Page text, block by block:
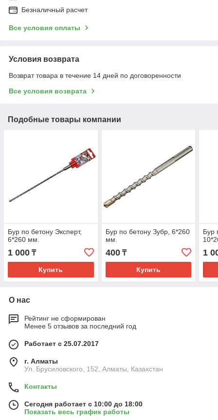
Безналичный расчет
Все условия оплаты
Условия возврата
Возврат товара в течение 14 дней по договоренности
Все условия возврата
Подобные товары компании
Бур по бетону Эксперт,
6*260 мм.
1 000 ₸
Купить
Бур по бетону Зубр, 6*260
мм.
400₸
Купить
Бур
1
О нас
Рейтинг не сформирован
Менее 5 отзывов за последний год
Работает с 25.07.2017
г. Алматы
Ул. Брусиловского, 152, Алматы, Казахстан
Контакты
Сегодня работает с 10:00 до 18:00
Показать весь график работы